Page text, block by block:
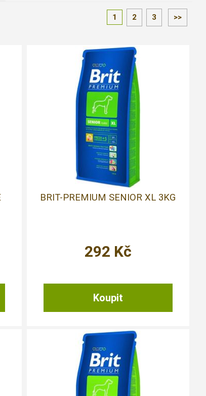
1 2 3 >>
BRIT-PREMIUM SENIOR XL 3KG
292 Kč